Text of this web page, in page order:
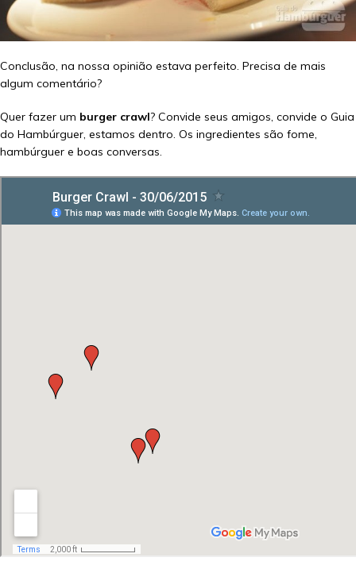
Conclusão, na nossa opinião estava perfeito. Precisa de mais
algum comentário?
Quer fazer um burger crawl? Convide seus amigos, convide o Guia
do Hambúrguer, estamos dentro. Os ingredientes são fome,
hambúrguer e boas conversas.